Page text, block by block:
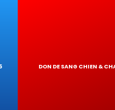
DON DE SANG CHIEN &